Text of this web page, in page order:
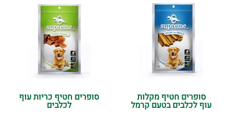
סופרים חטיף מקלות
עוף לכלבים בטעם קרמל
סופרים חטיף כריות עוף
לכלבים